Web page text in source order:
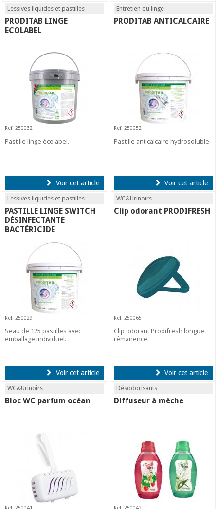
Lessives liquides et pastilles
PRODITAB LINGE
ECOLABEL
Ref. 250032
Pastille linge écolabel.
Voir cet article
Entretien du linge
PRODITAB ANTICALCAIRE
Ref. 250052
Pastille anticalcaire hydrosoluble.
Voir cet article
Lessives liquides et pastilles
PASTILLE LINGE SWITCH
DÉSINFECTANTE
BACTÉRICIDE
Ref. 250029
Seau de 125 pastilles avec
emballage individuel.
Voir cet article
WC&Urinoirs
Clip odorant PRODIFRESH
Ref. 250065
Clip odorant Prodifresh longue
rémanence.
Voir cet article
WC&Urinoirs
Bloc WC parfum océan
Ref. 250041
Désodorisants
Diffuseur à mèche
Ref. 250042